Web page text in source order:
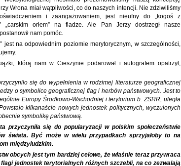
Wrona miał wątpliwości, co do naszych intencji. Nie zdziwiliśmy
i zaangażowaniem, jest nieufny do „kogoś z
„carskim orłem” na fladze. Ale Pan Jerzy dostrzegł nasze
nam pomóc.
jest na odpowiednim poziomie merytorycznym, w szczególności,
którą nam w Cieszynie podarował i autografem opatrzył,
się do wypełnienia w rodzimej literaturze geograficznej
o symbolice geograficznej flag i herbów państwowych. Jest to
Europy Środkowo-Wschodniej i terytorium b. ZSRR, uległa
kilkanaście nowych jednostek politycznych, wyczulonych
symbolikę państwową.
przyczyniła się do popularyzacji w polskim społeczeństwie
świata. Być może w wielu przypadkach sprzyjałoby to na
międzyludzkim.
obcych jest tym bardziej celowe, że właśnie teraz przywraca
jednostek terytorialnych różnych szczebli, na co zezwalają